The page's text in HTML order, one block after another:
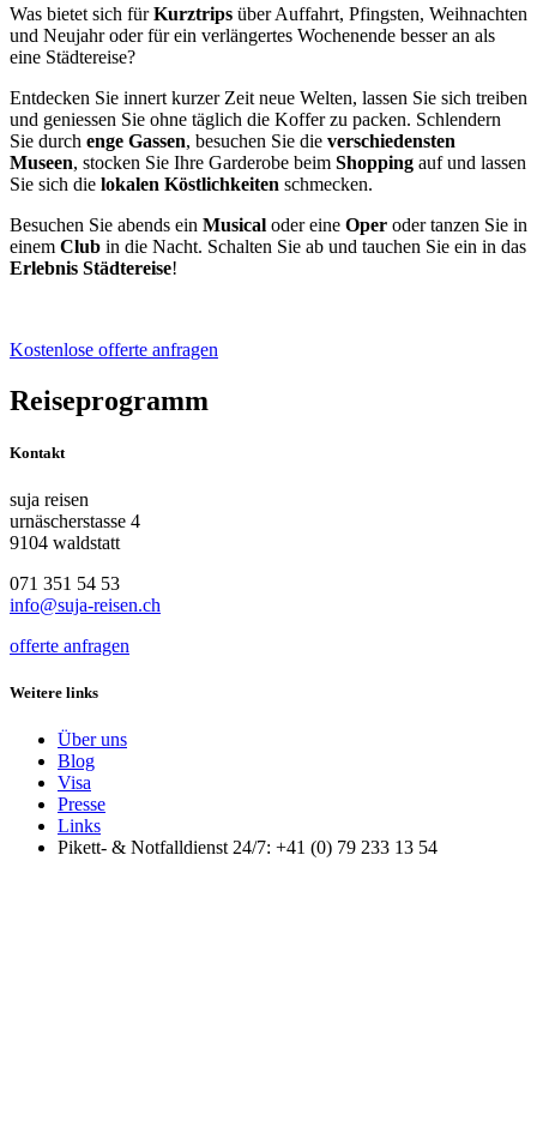
Was bietet sich fürKurztrips über Auffahrt, Pfingsten, Weihnachten
und Neujahr oder für ein verlängertes Wochenende besser an als
eine Städtereise?
Entdecken Sie innert kurzer Zeit neue Welten, lassen Sie sich treiben
und geniessen Sie ohne täglich die Koffer zu packen. Schlendern
Sie durch enge Gassen, besuchen Sie die verschiedensten
Museen, stocken Sie Ihre Garderobe beim Shopping auf und lassen
Sie sich die lokalen Köstlichkeiten schmecken.
Besuchen Sie abends ein Musical oder eine Oper oder tanzen Sie in
einem Club in die Nacht. Schalten Sie ab und tauchen Sie ein in das
Erlebnis Städtereise!
Kostenlose offerte anfragen
Reiseprogramm
Kontakt
suja reisen
urnäscherstasse 4
9104 waldstatt
071 351 54 53
info@suja-reisen.ch
offerte anfragen
Weitere links
Über uns
Blog
Visa
Presse
Links
Pikett- & Notfalldienst 24/7: +41 (0) 79 233 13 54